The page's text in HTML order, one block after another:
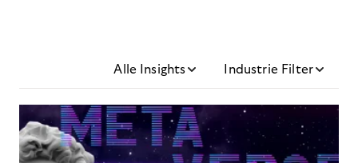
Alle Insights Industrie Filter